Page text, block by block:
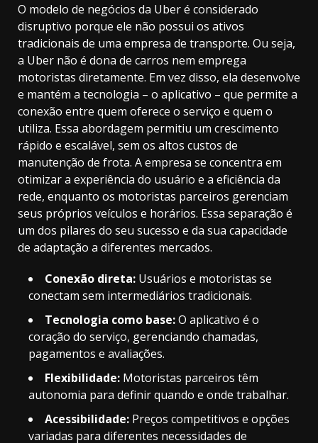
O modelo de negócios da Uber é considerado
disruptivo porque ele não possui os ativos
tradicionais de uma empresa de transporte. Ou seja,
a Uber não é dona de carros nem emprega
motoristas diretamente. Em vez disso, ela desenvolve
e mantém a tecnologia – o aplicativo – que permite a
conexão entre quem oferece o serviço e quem o
utiliza. Essa abordagem permitiu um crescimento
rápido e escalável, sem os altos custos de
manutenção de frota. A empresa se concentra em
otimizar a experiência do usuário e a eficiência da
rede, enquanto os motoristas parceiros gerenciam
seus próprios veículos e horários. Essa separação é
um dos pilares do seu sucesso e da sua capacidade
de adaptação a diferentes mercados.
Conexão direta: Usuários e motoristas se
conectam sem intermediários tradicionais.
Tecnologia como base:O aplicativo é o
coração do serviço, gerenciando chamadas,
pagamentos e avaliações.
Flexibilidade: Motoristas parceiros têm
autonomia para definir quando e onde trabalhar.
Acessibilidade: Preços competitivos e opções
variadas para diferentes necessidades de